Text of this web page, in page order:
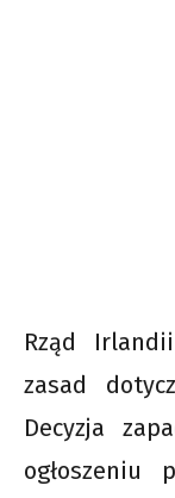
Rząd
zasad
Decyzja
ogłoszeniu